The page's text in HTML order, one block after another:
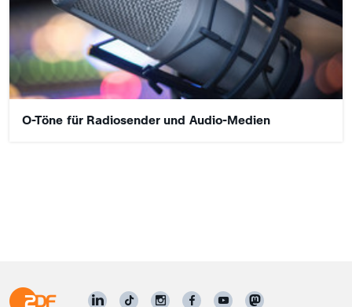
O-Töne für Radiosender und Audio-Medien